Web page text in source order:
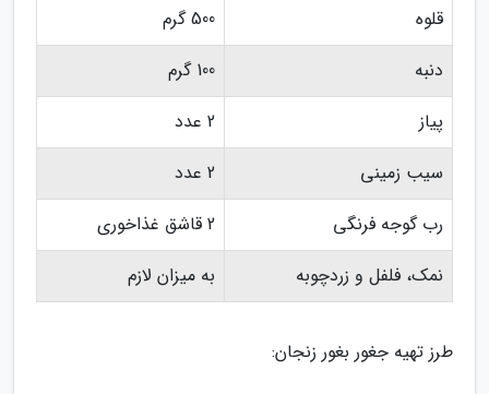
قلوه
500 گرم
دنبه
100 گرم
پیاز
2 عدد
سیب زمینی
2 عدد
رب گوجه فرنگی
2 قاشق غذاخوری
نمک، فلفل و زردچوبه
به میزان لازم
طرز تهیه جغور بغور زنجان: